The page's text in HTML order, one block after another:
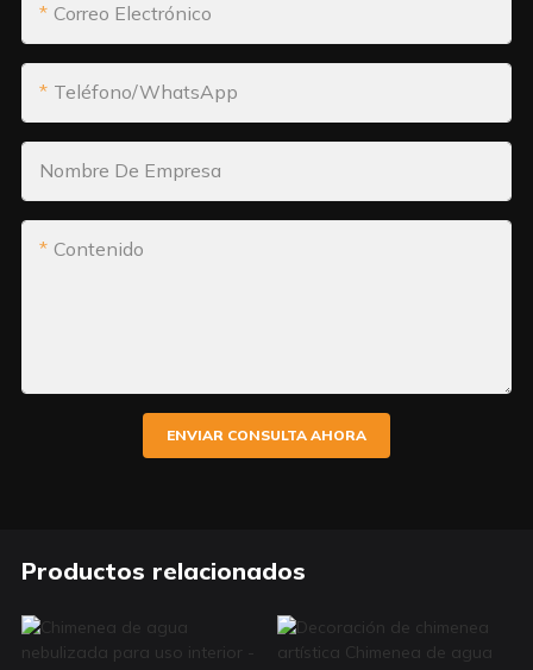
Correo Electrónico
Teléfono/WhatsApp
Nombre De Empresa
Contenido
ENVIAR CONSULTA AHORA
Productos relacionados